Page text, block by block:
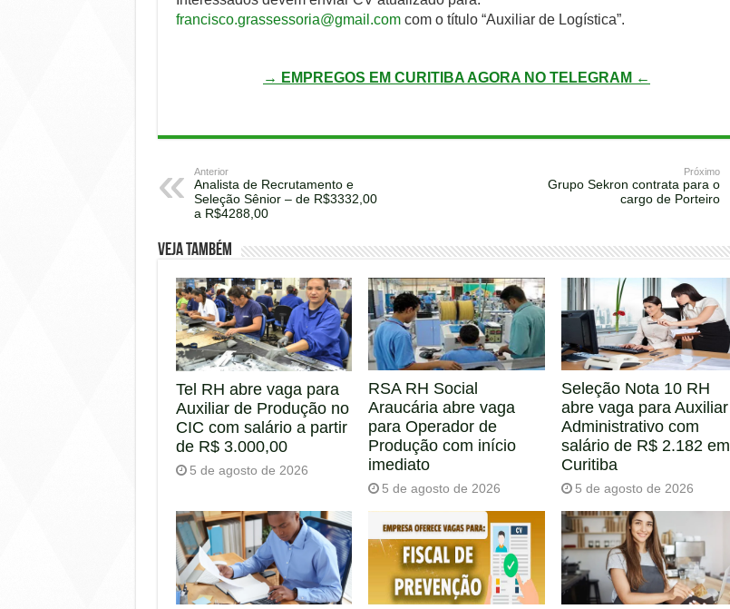
francisco.grassessoria@gmail.comcom o título “Auxiliar de Logística”.
→ EMPREGOS EM CURITIBA AGORA NO TELEGRAM ←
Anterior
Analista de Recrutamento e
Seleção Sênior – de R$3332,00
a R$4288,00
Próximo
Grupo Sekron contrata para o
cargo de Porteiro
Veja também
Tel RH abre vaga para
Auxiliar de Produção no
CIC com salário a partir
de R$ 3.000,00
5 de agosto de 2026
RSA RH Social
Araucária abre vaga
para Operador de
Produção com início
imediato
5 de agosto de 2026
Seleção Nota 10 RH
abre vaga para Auxiliar
Administrativo com
salário de R$ 2.182 em
Curitiba
5 de agosto de 2026